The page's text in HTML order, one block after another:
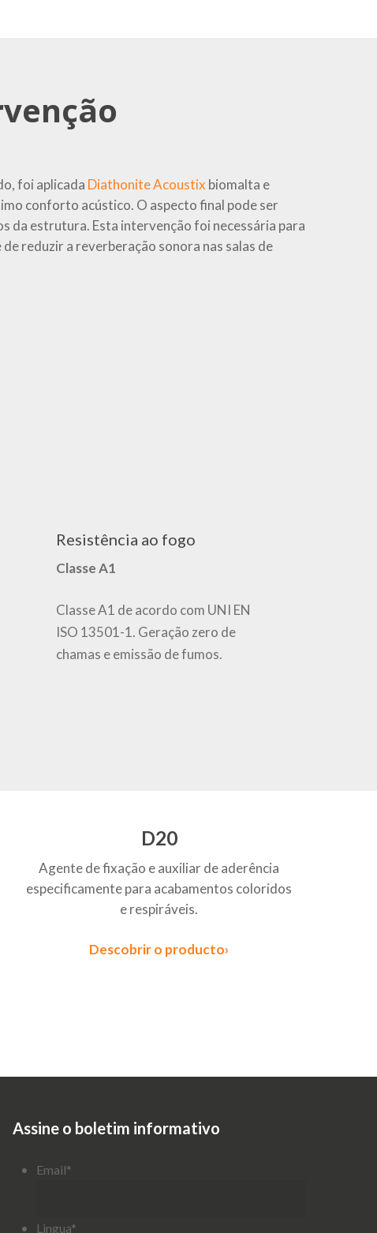
foi aplicada Diathonite Acoustix biomalta e
conforto acústico. O aspecto final pode ser
da estrutura. Esta intervenção foi necessária para
reduzir a reverberação sonora nas salas de
Resistência ao fogo
Classe A1
Classe A1 de acordo com UNI EN
ISO 13501-1. Geração zero de
chamas e emissão de fumos.
D20
Agente de fixação e auxiliar de aderência
especificamente para acabamentos coloridos
e respiráveis.
Descobrir o producto›
Assine o boletim informativo
Email*
Lingua*